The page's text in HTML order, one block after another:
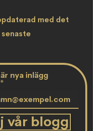
med det
senaste
nya inlägg
vår blogg